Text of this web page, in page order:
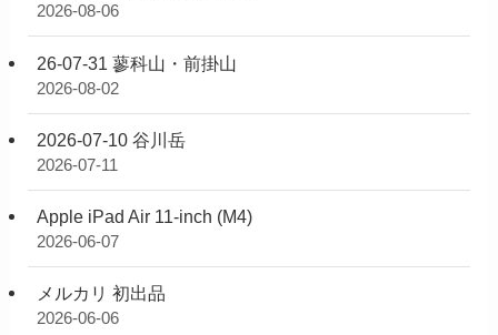
2026-08-06
26-07-31 蓼科山・前掛山
2026-08-02
2026-07-10 谷川岳
2026-07-11
Apple iPad Air 11-inch (M4)
2026-06-07
メルカリ 初出品
2026-06-06